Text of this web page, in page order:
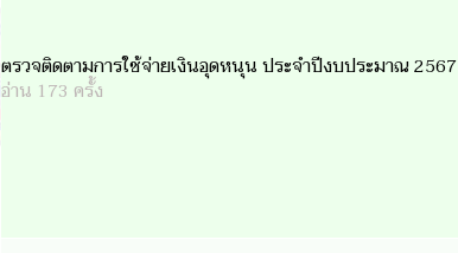
ตรวจติดตามการใช้จ่ายเงินอุดหนุน ประจำปีงบประมาณ 2567
อ่าน 173 ครั้ง